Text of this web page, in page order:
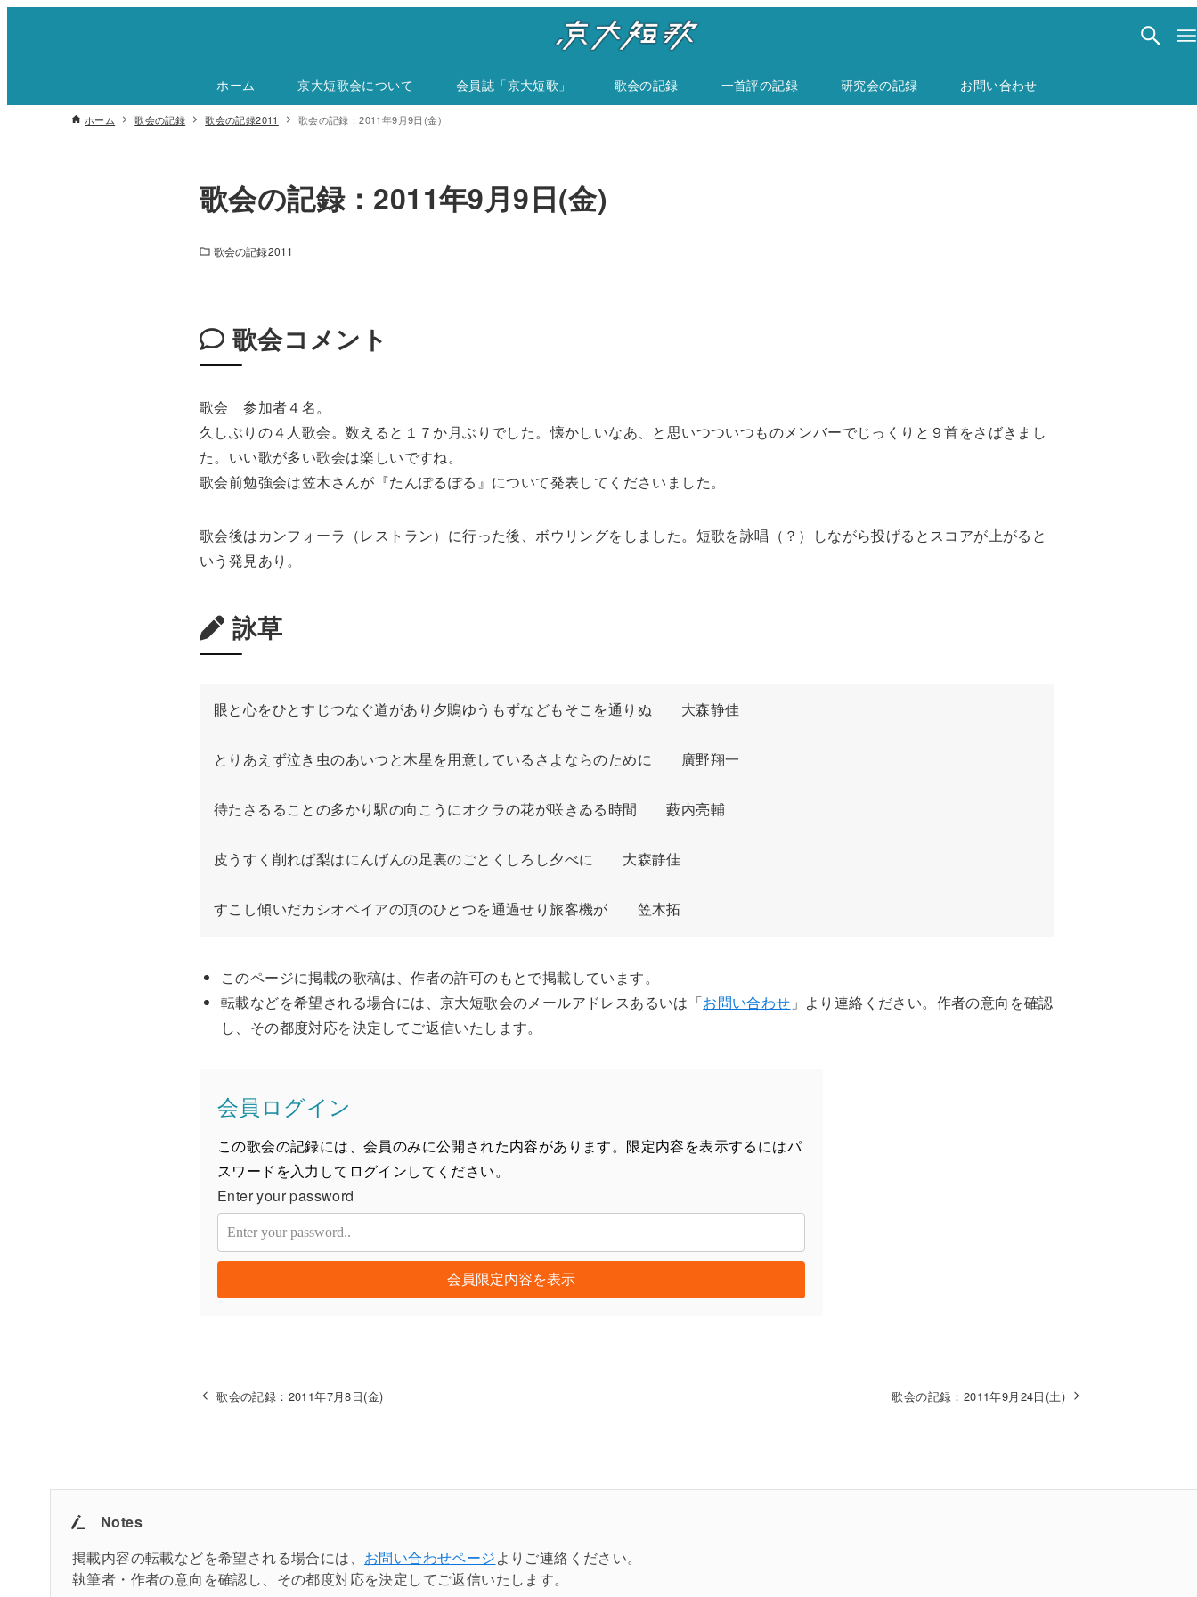
ホーム 京大短歌会について 会員誌「京大短歌」 歌会の記録 一首評の記録 研究会の記録 お問い合わせ
ホーム 歌会の記録 歌会の記録2011 歌会の記録：2011年9月9日(金)
歌会の記録：2011年9月9日(金)
歌会の記録2011
歌会コメント
歌会 参加者４名。
久しぶりの４人歌会。数えると１７か月ぶりでした。懐かしいなあ、と思いつついつものメンバーでじっくりと９首をさばきまし
た。いい歌が多い歌会は楽しいですね。
歌会前勉強会は笠木さんが『たんぽるぽる』について発表してくださいました。
歌会後はカンフォーラ（レストラン）に行った後、ボウリングをしました。短歌を詠唱（？）しながら投げるとスコアが上がると
いう発見あり。
詠草
眼と心をひとすじつなぐ道があり夕鵙ゆうもずなどもそこを通りぬ　　大森静佳
とりあえず泣き虫のあいつと木星を用意しているさよならのために　　廣野翔一
待たさるることの多かり駅の向こうにオクラの花が咲きゐる時間　　藪内亮輔
皮うすく削れば梨はにんげんの足裏のごとくしろし夕べに　　大森静佳
すこし傾いだカシオペイアの頂のひとつを通過せり旅客機が　　笠木拓
このページに掲載の歌稿は、作者の許可のもとで掲載しています。
転載などを希望される場合には、京大短歌会のメールアドレスあるいは「お問い合わせ 」より連絡ください。作者の意向を確認
し、その都度対応を決定してご返信いたします。
会員ログイン
この歌会の記録には、会員のみに公開された内容があります。限定内容を表示するにはパ
スワードを入力してログインしてください。
Enter your password
会員限定内容を表示
歌会の記録：2011年7月8日(金) 歌会の記録：2011年9月24日(土)
Notes
掲載内容の転載などを希望される場合には、 お問い合わせページよりご連絡ください。
執筆者・作者の意向を確認し、その都度対応を決定してご返信いたします。